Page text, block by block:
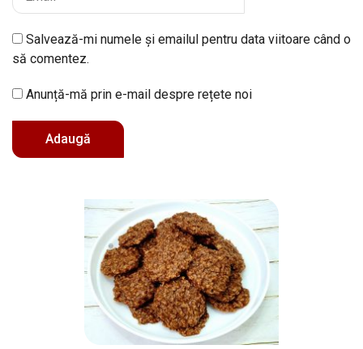
Salvează-mi numele și emailul pentru data viitoare când o
să comentez.
Anunță-mă prin e-mail despre rețete noi